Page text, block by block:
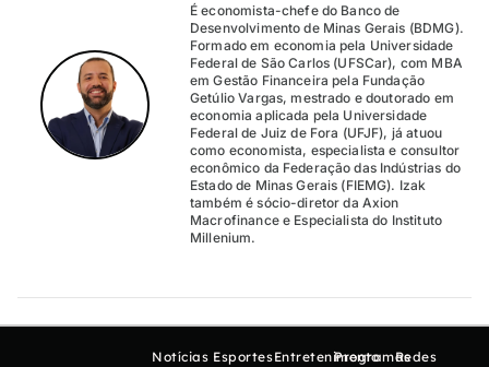
É economista-chefe do Banco de
Desenvolvimento de Minas Gerais (BDMG).
Formado em economia pela Universidade
Federal de São Carlos (UFSCar), com MBA
em Gestão Financeira pela Fundação
Getúlio Vargas, mestrado e doutorado em
economia aplicada pela Universidade
Federal de Juiz de Fora (UFJF), já atuou
como economista, especialista e consultor
econômico da Federação das Indústrias do
Estado de Minas Gerais (FIEMG). Izak
também é sócio-diretor da Axion
Macrofinance e Especialista do Instituto
Millenium.
Notícias EsportesEntretenimento
ProgramasRedes